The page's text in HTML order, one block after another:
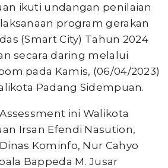
ikuti undangan penilaian
program gerakan
(Smart City) Tahun 2024
secara daring melalui
pada Kamis, (06/04/2023)
Padang Sidempuan.
ini Walikota
Irsan Efendi Nasution,
Kominfo, Nur Cahyo
Bappeda M. Jusar